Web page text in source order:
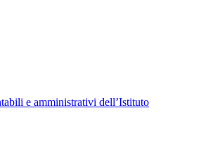
e amministrativi dell’Istituto